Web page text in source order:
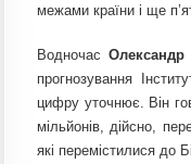
межами країни і ще
Водночас Олександр
прогнозування
цифру уточнює. Він
мільйонів, дійсно,
які перемістилися до